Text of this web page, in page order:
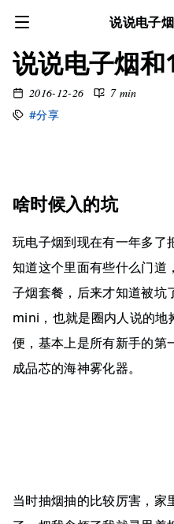
说说电子
说说电子烟
2016-12-26
7 min
#分享
啥时候入的坑
玩电子烟到现在有一年多了
知道这个里面有些什么门道
子烟套餐，后来才知道被坑
mini，也就是圈内人说的地
便，基本上是所有新手的第
成品芯的海神雾化器。
当时抽烟抽的比较厉害，家